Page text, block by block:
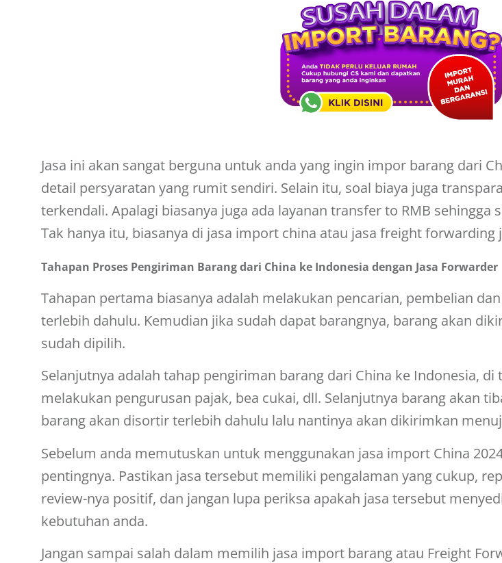
Jasa ini akan sangat berguna untuk anda yang ingin impor barang dari
detail persyaratan yang rumit sendiri. Selain itu, soal biaya juga
terkendali. Apalagi biasanya juga ada layanan transfer to RMB
Tak hanya itu, biasanya di jasa import china atau jasa freight
Tahapan Proses Pengiriman Barang dari China ke Indonesia dengan Jasa Forwarder
Tahapan pertama biasanya adalah melakukan pencarian, pembelian
terlebih dahulu. Kemudian jika sudah dapat barangnya, barang akan
sudah dipilih.
Selanjutnya adalah tahap pengiriman barang dari China ke Indonesia, di
melakukan pengurusan pajak, bea cukai, dll. Selanjutnya barang akan
barang akan disortir terlebih dahulu lalu nantinya akan dikirimkan
Sebelum anda memutuskan untuk menggunakan jasa import China
pentingnya. Pastikan jasa tersebut memiliki pengalaman yang cukup,
review-nya positif, dan jangan lupa periksa apakah jasa tersebut
kebutuhan anda.
Jangan sampai salah dalam memilih jasa import barang atau Freight